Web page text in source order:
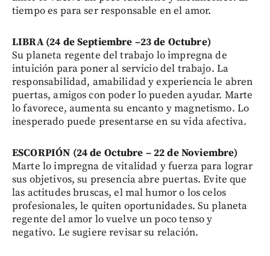
tiempo es para ser responsable en el amor.
LIBRA (24 de Septiembre –23 de Octubre)
Su planeta regente del trabajo lo impregna de
intuición para poner al servicio del trabajo. La
responsabilidad, amabilidad y experiencia le abren
puertas, amigos con poder lo pueden ayudar. Marte
lo favorece, aumenta su encanto y magnetismo. Lo
inesperado puede presentarse en su vida afectiva.
ESCORPIÓN (24 de Octubre – 22 de Noviembre)
Marte lo impregna de vitalidad y fuerza para lograr
sus objetivos, su presencia abre puertas. Evite que
las actitudes bruscas, el mal humor o los celos
profesionales, le quiten oportunidades. Su planeta
regente del amor lo vuelve un poco tenso y
negativo. Le sugiere revisar su relación.